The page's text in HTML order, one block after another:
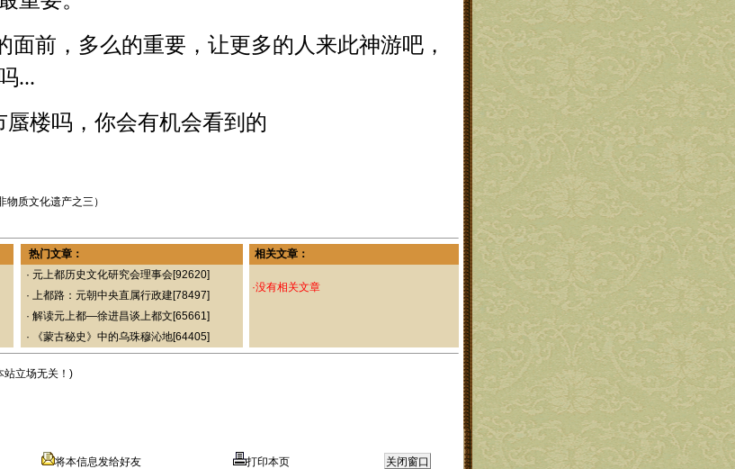
前，多么的重要，让更多的人来此神游吧，
...
楼吗，你会有机会看到的
质文化遗产之三）
热门文章：
· 元上都历史文化研究会理事会[92620]
· 上都路：元朝中央直属行政建[78497]
· 解读元上都—徐进昌谈上都文 [65661]
·
《蒙古秘史》中的乌珠穆沁地[64405]
相关文章：
·没有相关文章
站立场无关！)
将本信息发给好友 打印本页